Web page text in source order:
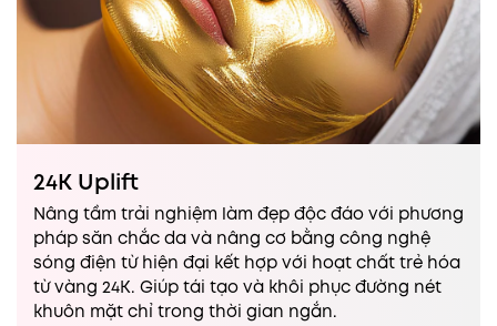
24K Uplift
Nâng tầm trải nghiệm làm đẹp độc đáo với phương
pháp săn chắc da và nâng cơ bằng công nghệ
sóng điện từ hiện đại kết hợp với hoạt chất trẻ hóa
từ vàng 24K. Giúp tái tạo và khôi phục đường nét
khuôn mặt chỉ trong thời gian ngắn.